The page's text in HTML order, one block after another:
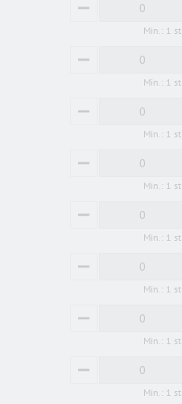
MINUS
Min.: 1 st
MINUS
Min.: 1 st
MINUS
Min.: 1 st
MINUS
Min.: 1 st
MINUS
Min.: 1 st
MINUS
Min.: 1 st
MINUS
Min.: 1 st
MINUS
Min.: 1 st